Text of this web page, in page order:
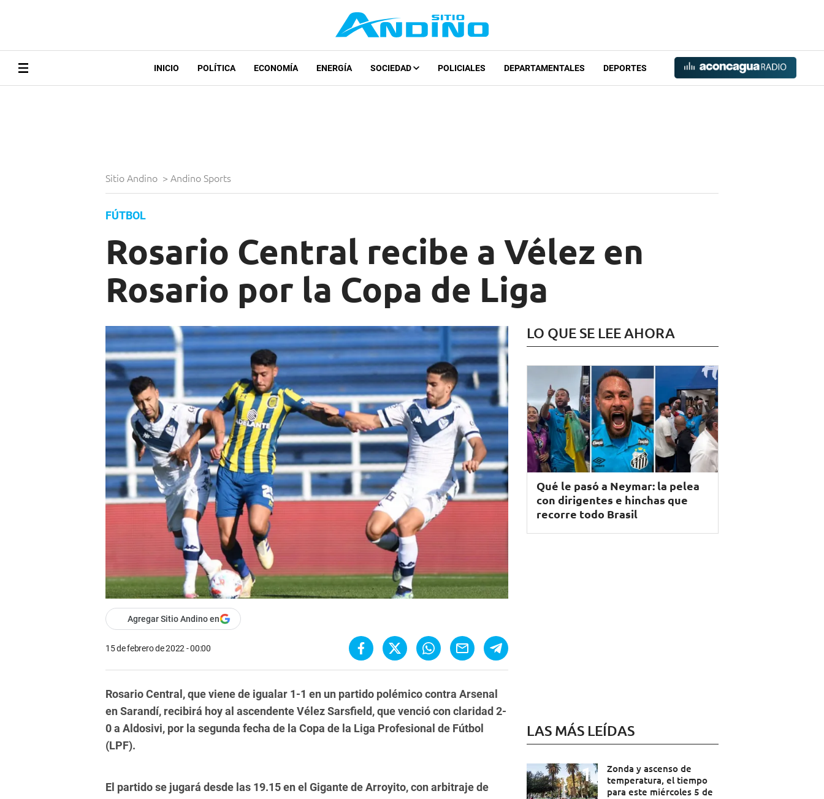
INICIO POLÍTICA ECONOMÍA ENERGÍA SOCIEDAD POLICIALES DEPARTAMENTALES DEPORTES
Sitio Andino > Andino Sports
FÚTBOL
Rosario Central recibe a Vélez en
Rosario por la Copa de Liga
Agregar Sitio Andino en
15 de febrero de 2022 - 00:00
Rosario Central, que viene de igualar 1-1 en un partido polémico contra Arsenal
en Sarandí, recibirá hoy al ascendente Vélez Sarsfield, que venció con claridad 2-
0 a Aldosivi, por la segunda fecha de la Copa de la Liga Profesional de Fútbol
(LPF).
El partido se jugará desde las 19.15 en el Gigante de Arroyito, con arbitraje de
LO QUE SE LEE AHORA
Qué le pasó a Neymar: la pelea
con dirigentes e hinchas que
recorre todo Brasil
LAS MÁS LEÍDAS
Zonda y ascenso de
temperatura, el tiempo
para este miércoles 5 de